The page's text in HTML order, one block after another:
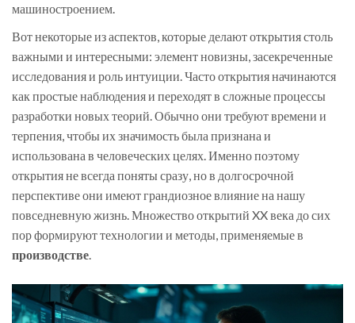
машиностроением.
Вот некоторые из аспектов, которые делают открытия столь
важными и интересными: элемент новизны, засекреченные
исследования и роль интуиции. Часто открытия начинаются
как простые наблюдения и переходят в сложные процессы
разработки новых теорий. Обычно они требуют времени и
терпения, чтобы их значимость была признана и
использована в человеческих целях. Именно поэтому
открытия не всегда поняты сразу, но в долгосрочной
перспективе они имеют грандиозное влияние на нашу
повседневную жизнь. Множество открытий XX века до сих
пор формируют технологии и методы, применяемые в
производстве.